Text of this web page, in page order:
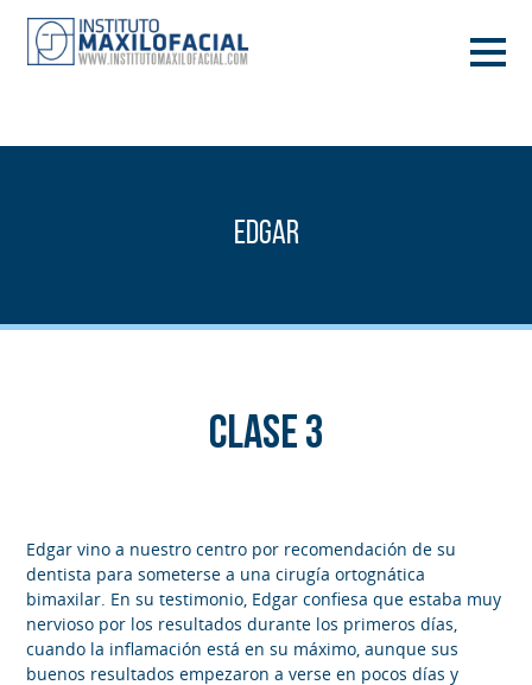
Edgar
Clase 3
Edgar vino a nuestro centro por recomendación de su
dentista para someterse a una cirugía ortognática
bimaxilar. En su testimonio, Edgar confiesa que estaba muy
nervioso por los resultados durante los primeros días,
cuando la inflamación está en su máximo, aunque sus
buenos resultados empezaron a verse en pocos días y